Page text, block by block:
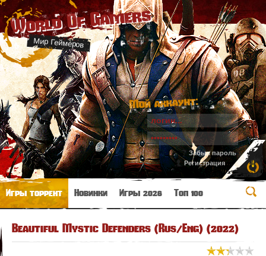
World Of Gamers
Мир Геймеров
Мой аккаунт:
Забыл пароль
Регистрация
Игры торрент Новинки Игры 2026 Топ 100
Beautiful Mystic Defenders (Rus/Eng) (2022)